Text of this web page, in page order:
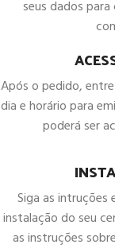
seus dados
Após o pedido,
dia e horário para
poderá ser
Siga as intruções
instalação do seu
as instruções